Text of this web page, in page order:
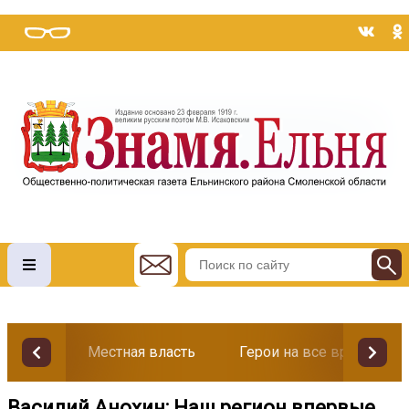
Местная власть Герои на все времена